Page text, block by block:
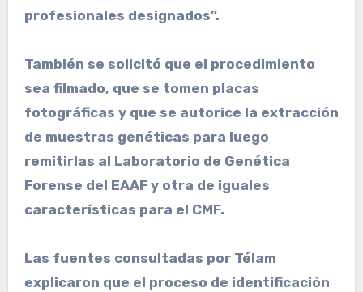
profesionales designados”.
También se solicitó que el procedimiento
sea filmado, que se tomen placas
fotográficas y que se autorice la extracción
de muestras genéticas para luego
remitirlas al Laboratorio de Genética
Forense del EAAF y otra de iguales
características para el CMF.
Las fuentes consultadas por Télam
explicaron que el proceso de identificación